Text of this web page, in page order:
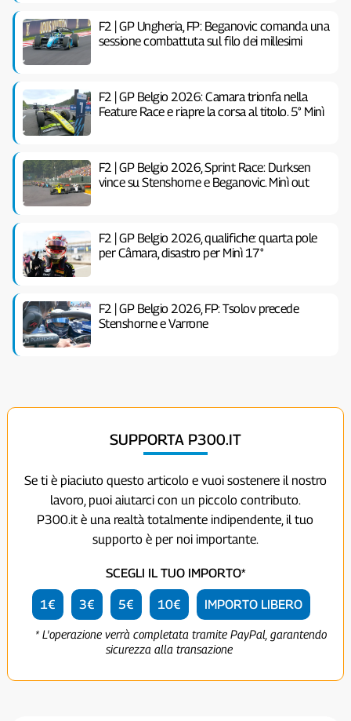
F2 | GP Ungheria, FP: Beganovic comanda una
sessione combattuta sul filo dei millesimi
F2 | GP Belgio 2026: Camara trionfa nella
Feature Race e riapre la corsa al titolo. 5° Minì
F2 | GP Belgio 2026, Sprint Race: Durksen
vince su Stenshorne e Beganovic. Minì out
F2 | GP Belgio 2026, qualifiche: quarta pole
per Câmara, disastro per Minì 17°
F2 | GP Belgio 2026, FP: Tsolov precede
Stenshorne e Varrone
SUPPORTA P300.IT
Se ti è piaciuto questo articolo e vuoi sostenere il nostro
lavoro, puoi aiutarci con un piccolo contributo.
P300.it è una realtà totalmente indipendente, il tuo
supporto è per noi importante.
SCEGLI IL TUO IMPORTO*
1€ 3€ 5€ 10€ IMPORTO LIBERO
* L'operazione verrà completata tramite PayPal, garantendo
sicurezza alla transazione